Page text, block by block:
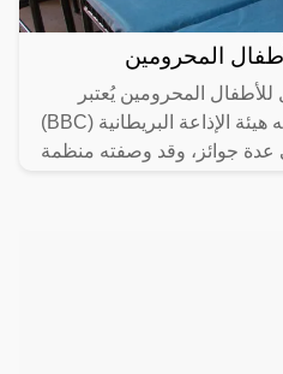
المحرومين
المحرومين يُعتبر
برنامج "درس" الذي أطلقته هيئة الإذاعة البريطانية (BBC)
عدة جوائز، وقد وصفته منظمة